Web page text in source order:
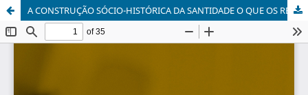
A CONSTRUÇÃO SÓCIO-HISTÓRICA DA SANTIDADE O QUE OS RELATOS BIOGRÁFICOS PODEM NOS ENSINAR